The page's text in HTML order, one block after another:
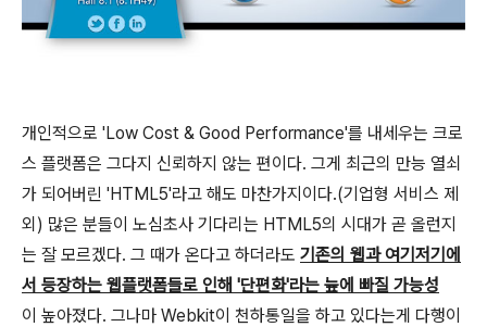
개인적으로 'Low Cost & Good Performance'를 내세우는 크로
스 플랫폼은 그다지 신뢰하지 않는 편이다. 그게 최근의 만능 열쇠
가 되어버린 'HTML5'라고 해도 마찬가지이다.(기업형 서비스 제
외) 많은 분들이 노심초사 기다리는 HTML5의 시대가 곧 올런지
는 잘 모르겠다. 그 때가 온다고 하더라도 기존의 웹과 여기저기에
서 등장하는 웹플랫폼들로 인해 '단편화'라는 늪에 빠질 가능성
이 높아졌다. 그나마 Webkit이 천하통일을 하고 있다는게 다행이